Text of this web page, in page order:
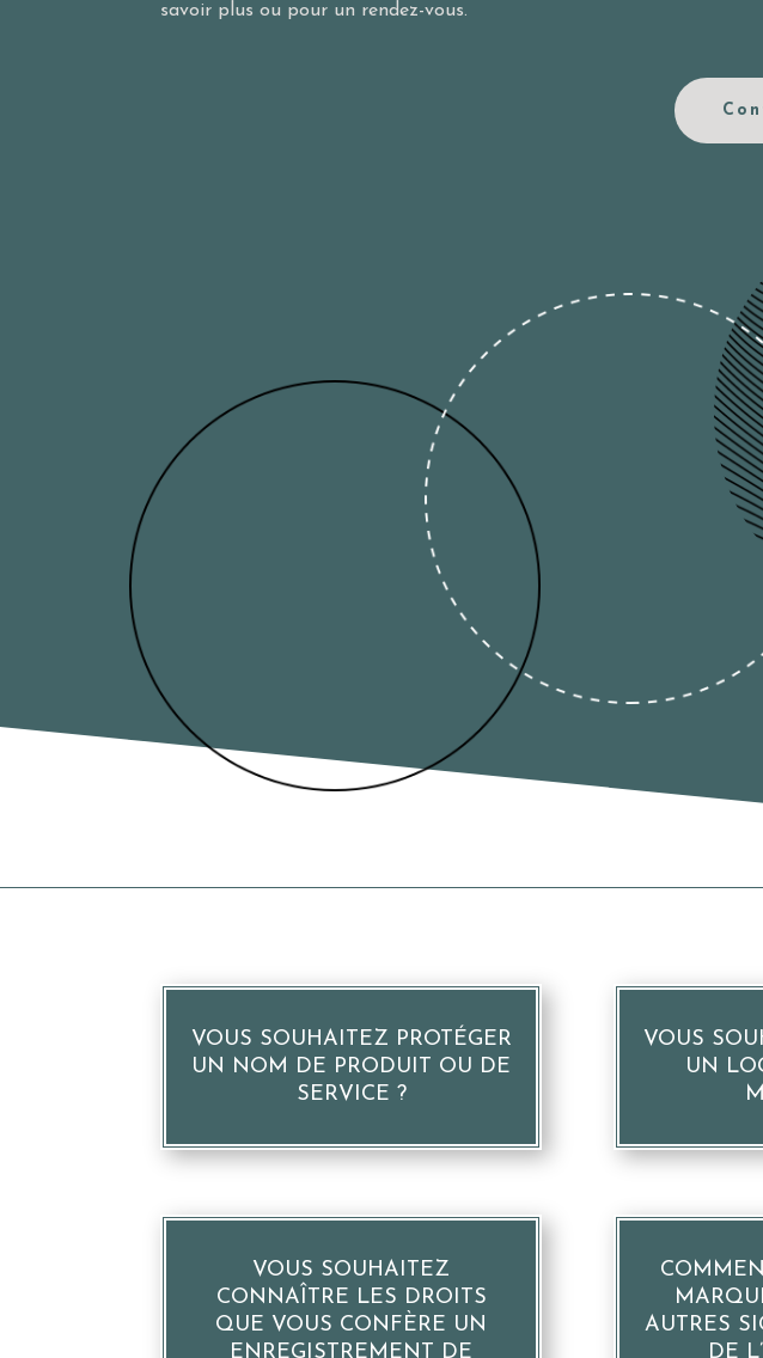
savoir plus ou pour un rendez-vous.
VOUS SOUHAITEZ PROTÉGER
UN NOM DE PRODUIT OU DE
SERVICE ?
VOUS
UN
VOUS SOUHAITEZ
CONNAÎTRE LES DROITS
QUE VOUS CONFÈRE UN
ENREGISTREMENT DE
AUTRES
DE